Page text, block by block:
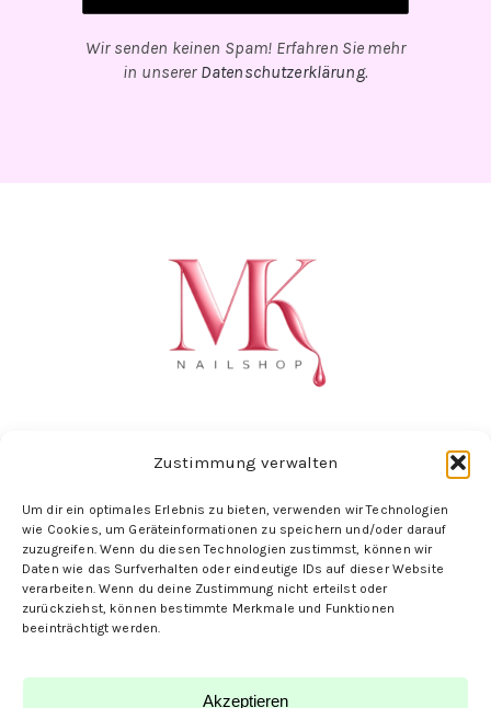
Zustimmung verwalten
Um dir ein optimales Erlebnis zu bieten, verwenden wir Technologien
wie Cookies, um Geräteinformationen zu speichern und/oder darauf
zuzugreifen. Wenn du diesen Technologien zustimmst, können wir
Daten wie das Surfverhalten oder eindeutige IDs auf dieser Website
verarbeiten. Wenn du deine Zustimmung nicht erteilst oder
zurückziehst, können bestimmte Merkmale und Funktionen
beeinträchtigt werden.
Akzeptieren
Wir senden keinen Spam! Erfahren Sie mehr
in unserer Datenschutzerklärung.
Folge uns hier: